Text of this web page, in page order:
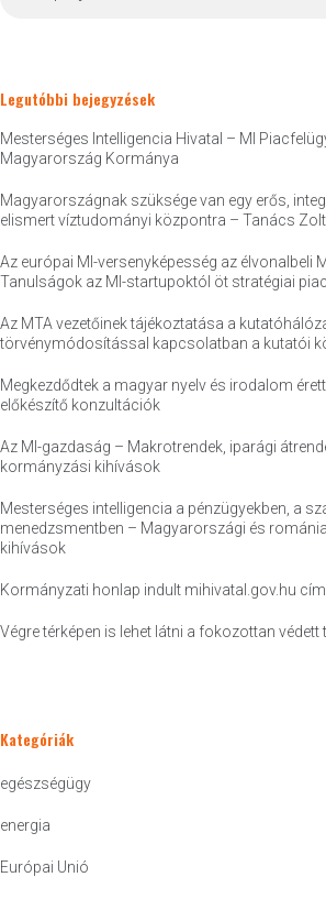
Legutóbbi bejegyzések
Mesterséges Intelligencia Hivatal – MI
Magyarország Kormánya
Magyarországnak szüksége van egy erős,
elismert víztudományi központra – Tanács
Az európai MI-versenyképesség az élvonalbeli
Tanulságok az MI-startupoktól öt stratégiai
Az MTA vezetőinek tájékoztatása a
törvénymódosítással kapcsolatban a kutatói
Megkezdődtek a magyar nyelv és irodalom
előkészítő konzultációk
Az MI-gazdaság – Makrotrendek, iparági
kormányzási kihívások
Mesterséges intelligencia a pénzügyekben, a
menedzsmentben – Magyarországi és
kihívások
Kormányzati honlap indult mihivatal.gov.hu
Végre térképen is lehet látni a fokozottan védett
Kategóriák
egészségügy
energia
Európai Unió